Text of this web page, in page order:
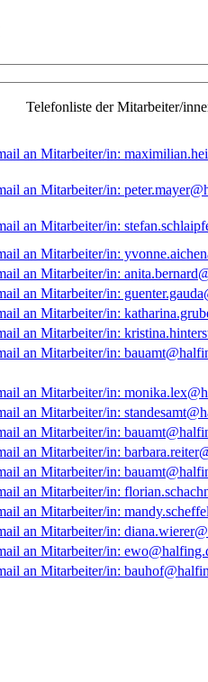
Telefonliste der Mitarbeiter/